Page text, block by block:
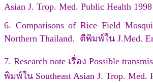
Asian J. Trop. Med. Public Health
6. Comparisons of Rice Field
Northern Thailand. ตีพิมพ์ใน J.Med.
7. Research note เรื่อง Possible
พิมพ์ใน Southeast Asian J. Trop. Med.